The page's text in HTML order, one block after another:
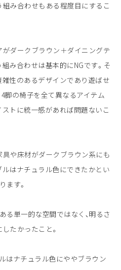
み合わせもある程度目にするこ
ダークブラウン＋ダイニングテ
み合わせは基本的にNGです。そ
性のあるデザインであり遊ばせ
脚の椅子を全て異なるアイテム
トに統一感があれば問題ないこ
や床材がダークブラウン系にも
はナチュラル色にできたかとい
ます。
る単一的な空間ではなく、明るさ
たかったこと。
はナチュラル色にややブラウン